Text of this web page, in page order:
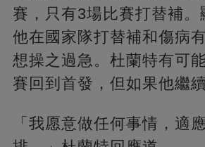
賽，只有3場比賽打替補。
他在國家隊打替補和傷病
想操之過急。杜蘭特有可
賽回到首發，但如果他繼
「我愿意做任何事情，適